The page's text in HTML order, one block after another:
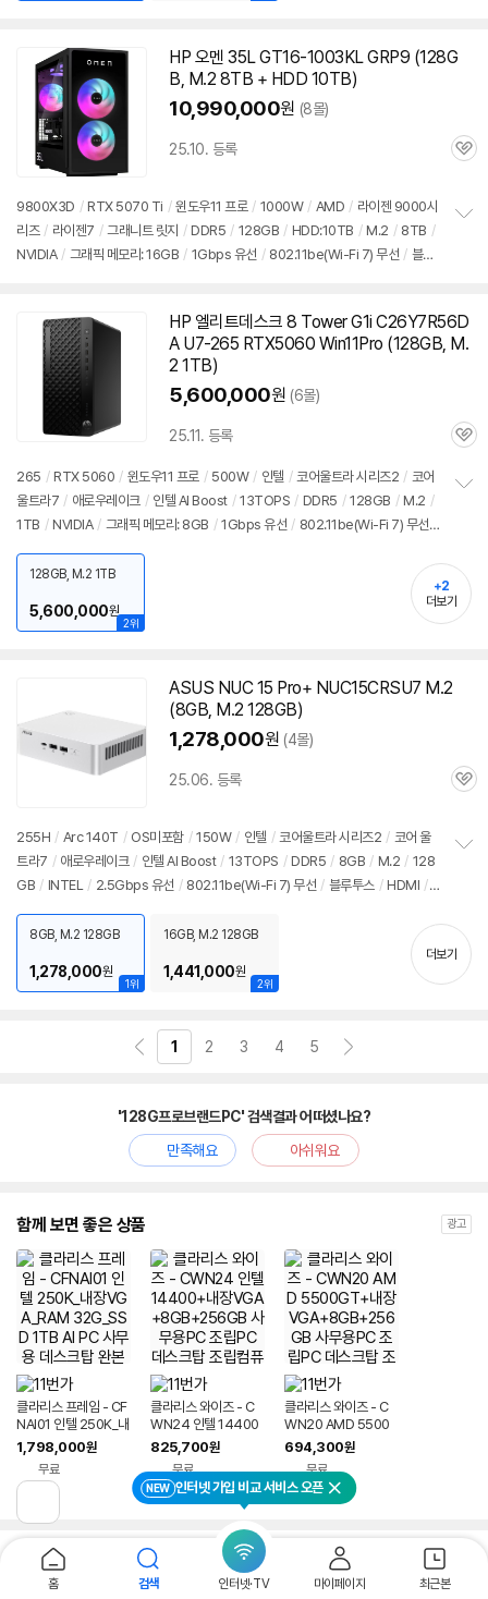
HP 오멘 35L GT16-1003KL GRP9 (128G
B, M.2 8TB + HDD 10TB)
10,990,000원 (8몰)
25.10. 등록
관
9800X3D / RTX 5070 Ti / 윈도우11 프로 / 1000W / AMD / 라이젠 9000시
리즈 / 라이젠7 / 그래니트 릿지 / DDR5 / 128GB / HDD:10TB / M.2 / 8TB /
NVIDIA / 그래픽 메모리: 16GB / 1Gbps 유선 / 802.11be(Wi-Fi 7) 무선 / 블루
용도: 게임용 / 구성변경상품
기
HP 엘리트데스크 8 Tower G1i C26Y7R56D
A U7-265 RTX5060 Win11Pro (128GB, M.
2 1TB)
5,600,000원 (6몰)
25.11. 등록
관
265 / RTX 5060 / 윈도우11 프로 / 500W / 인텔 / 코어울트라 시리즈2 / 코어
울트라7 / 애로우레이크 / 인텔 AI Boost / 13TOPS / DDR5 / 128GB / M.2 /
1TB / NVIDIA / 그래픽 메모리: 8GB / 1Gbps 유선 / 802.11be(Wi-Fi 7) 무선
리얼포트
파워서플라이
기
2위
128GB, M.2 1TB
5,600,000원
+2
더보기
ASUS NUC 15 Pro+ NUC15CRSU7 M.2
(8GB, M.2 128GB)
1,278,000원 (4몰)
25.06. 등록
관
255H / Arc 140T / OS미포함 / 150W / 인텔 / 코어울트라 시리즈2 / 코어 울
트라7 / 애로우레이크 / 인텔 AI Boost / 13TOPS / DDR5 / 8GB / M.2 / 128
GB / INTEL / 2.5Gbps 유선 / 802.11be(Wi-Fi 7) 무선 / 블루투스 / HDMI /
사무/인강용
기
1위
8GB, M.2 128GB
1,278,000원
2위
16GB, M.2 128GB
1,441,000원
더보기
1 2 3 4 5
'128G프로브랜드PC' 검색결과 어떠셨나요?
만족해요
아쉬워요
함께 보면 좋은 상품 광고
클라리스 프레임 - CF
NAI01 인텔 250K_내
장VGA_RAM 32G_
SSD 1TB AI PC 사무
용 데스크탑 완본체 조
1,798,000원
무료
클라리스 와이즈 - C
WN24 인텔 14400
+내장VGA+8GB+2
56GB 사무용PC 조
립PC 데스크탑 조립컴
퓨터 완본체
825,700원
무료
클라리스 와이즈 - C
WN20 AMD 5500
GT+내장VGA+8GB
+256GB 사무용PC
조립PC 데스크탑 조립
컴퓨터 완본체
694,300원
무료
파워링크 신청하기
전
이
지
NEW 인터넷 가입 비교 서비스 오픈 닫기
홈 검색 인터넷·TV 마이페이지 최근본